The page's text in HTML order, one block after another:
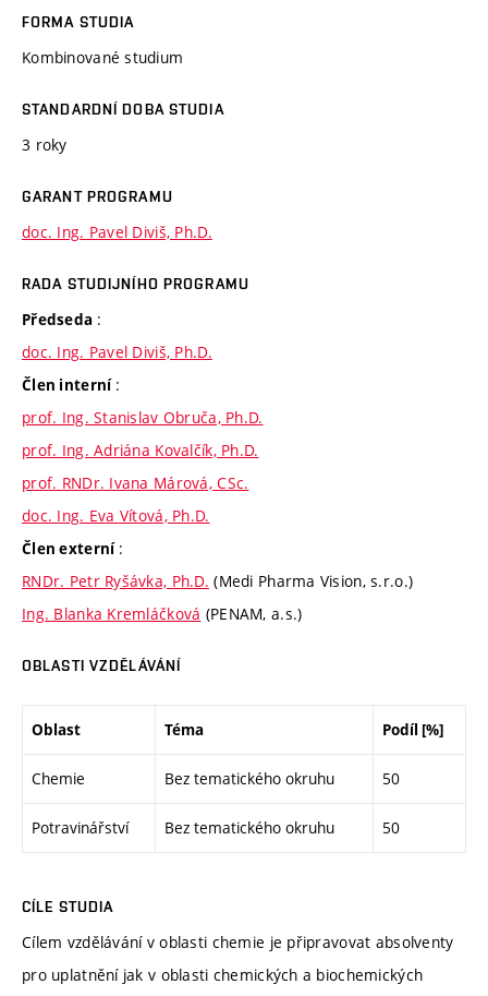
FORMA STUDIA
Kombinované studium
STANDARDNÍ DOBA STUDIA
3 roky
GARANT PROGRAMU
doc. Ing. Pavel Diviš, Ph.D.
RADA STUDIJNÍHO PROGRAMU
Předseda :
doc. Ing. Pavel Diviš, Ph.D.
Člen interní :
prof. Ing. Stanislav Obruča, Ph.D.
prof. Ing. Adriána Kovalčík, Ph.D.
prof. RNDr. Ivana Márová, CSc.
doc. Ing. Eva Vítová, Ph.D.
Člen externí :
RNDr. Petr Ryšávka, Ph.D. (Medi Pharma Vision, s.r.o.)
Ing. Blanka Kremláčková (PENAM, a.s.)
OBLASTI VZDĚLÁVÁNÍ
Oblast Téma Podíl [%]
Chemie Bez tematického okruhu 50
Potravinářství Bez tematického okruhu 50
CÍLE STUDIA
Cílem vzdělávání v oblasti chemie je připravovat absolventy
pro uplatnění jak v oblasti chemických a biochemických